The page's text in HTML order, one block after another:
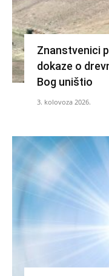
Znanstvenici
dokaze o
Bog uništio
3. kolovoza 2026.